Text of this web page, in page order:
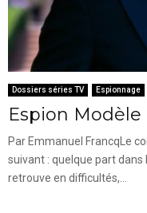
Dossiers séries TV Espionnage
Espion Modèle
Par Emmanuel FrancqLe
suivant : quelque part
retrouve en difficultés,...